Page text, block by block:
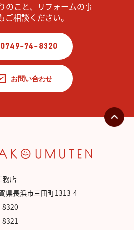
のこと、リフォームの事
ご相談ください。
0749-74-8320
お問い合わせ
務店
県長浜市三田町1313-4
8320
8321